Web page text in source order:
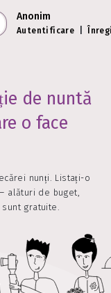
Anonim
Autentificare
de nuntă
o face
nunți. Listați-o
alături de buget,
gratuite.